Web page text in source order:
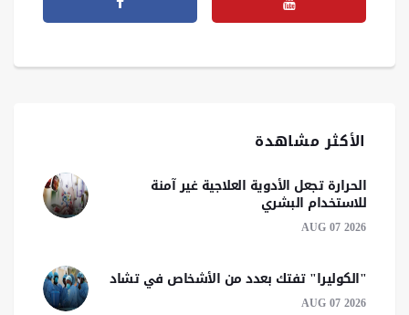
الأكثر مشاهدة
الحرارة تجعل الأدوية العلاجية غير آمنة
للاستخدام البشري
AUG 07 2026
"الكوليرا" تفتك بعدد من الأشخاص في تشاد
AUG 07 2026